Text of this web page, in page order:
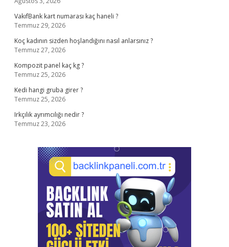
VakıfBank kart numarası kaç haneli ?
Temmuz 29, 2026
Koç kadının sizden hoşlandığını nasıl anlarsınız ?
Temmuz 27, 2026
Kompozit panel kaç kg ?
Temmuz 25, 2026
Kedi hangi gruba girer ?
Temmuz 25, 2026
Irkçılık ayrımcılığı nedir ?
Temmuz 23, 2026